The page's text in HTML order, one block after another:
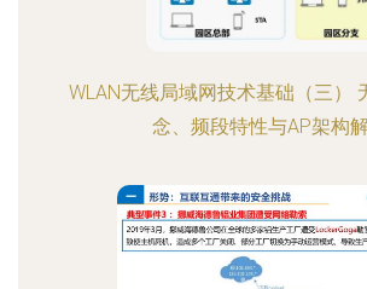
WLAN无线局域网技术基础（三）
念、频段特性与AP架构